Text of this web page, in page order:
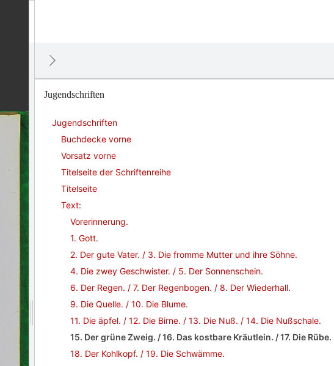
Jugendschriften
Jugendschriften
Buchdecke vorne
Vorsatz vorne
Titelseite der Schriftenreihe
Titelseite
Text:
Vorerinnerung.
1. Gott.
2. Der gute Vater. / 3. Die fromme Mutter und ihre Söhne.
4. Die zwey Geschwister. / 5. Der Sonnenschein.
6. Der Regen. / 7. Der Regenbogen. / 8. Der Wiederhall.
9. Die Quelle. / 10. Die Blume.
11. Die äpfel. / 12. Die Birne. / 13. Die Nuß. / 14. Die Nußschale.
15. Der grüne Zweig. / 16. Das kostbare Kräutlein. / 17. Die Rübe.
18. Der Kohlkopf. / 19. Die Schwämme.